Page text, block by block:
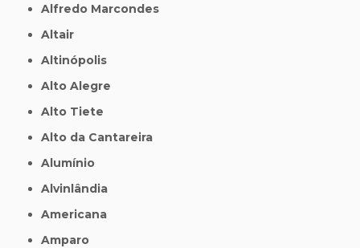
Alfredo Marcondes
Altair
Altinópolis
Alto Alegre
Alto Tiete
Alto da Cantareira
Alumínio
Alvinlândia
Americana
Amparo